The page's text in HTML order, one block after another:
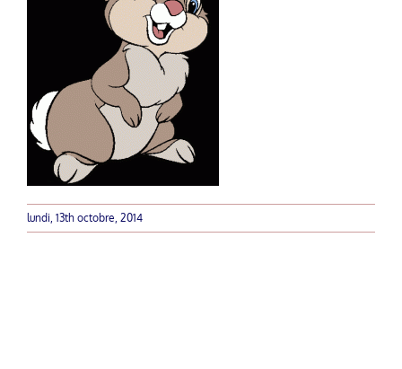
lundi, 13th octobre, 2014